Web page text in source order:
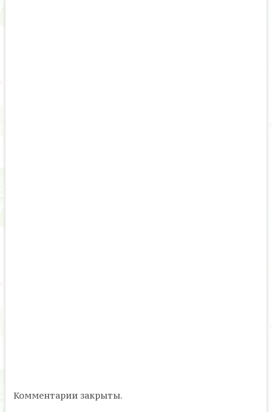
Комментарии закрыты.